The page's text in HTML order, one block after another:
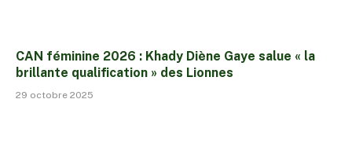
CAN féminine 2026 : Khady Diène Gaye salue « la
brillante qualification » des Lionnes
29 octobre 2025